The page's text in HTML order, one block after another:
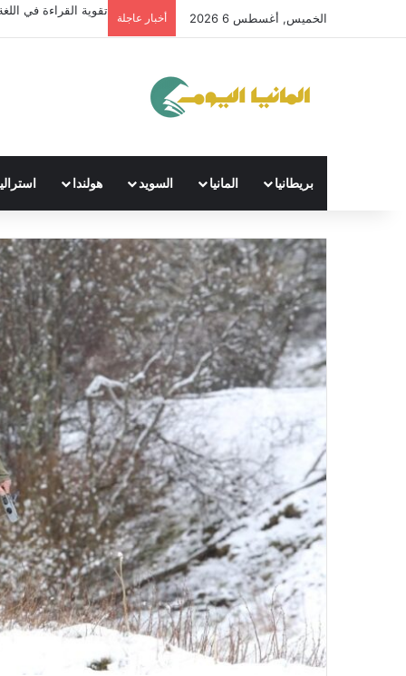
الخميس, أغسطس 6 2026 أخبار عاجلة
تقوية القراءة في
بريطانيا المانيا السويد هولندا